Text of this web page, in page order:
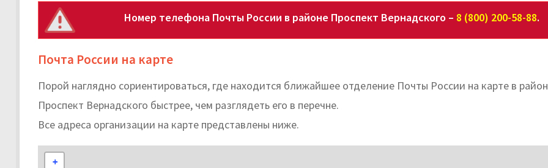
Номер телефона Почты России в районе Проспект Вернадского – 8 (800) 200-58-88.
Почта России на карте
Порой наглядно сориентироваться, где находится ближайшее отделение Почты России на карте в
Проспект Вернадского быстрее, чем разглядеть его в перечне.
Все адреса организации на карте представлены ниже.
+